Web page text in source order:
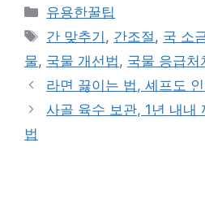
카
테
리
유용한꿀팁
태
그
간 맞추기 , 간조절 , 국 소
물, 국물 개선법, 국물 응급처
라면 끓이는 법, 셰프도
사골 육수 보관, 1년 내내
법